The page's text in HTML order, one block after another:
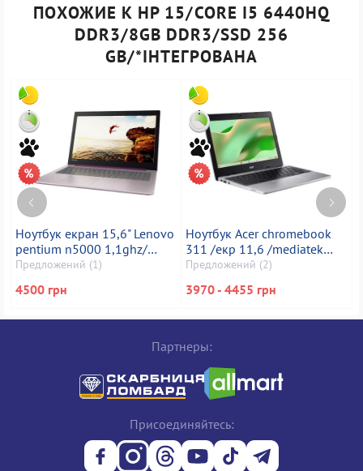
ПОХОЖИЕ К HP 15/CORE I5 6440HQ
DDR3/8GB DDR3/SSD 256
GB/*ІНТЕГРОВАНА
Ноутбук екран 15,6" Lenovo
pentium n5000 1,1ghz/
ram4gb/ ssd128gb/
Предложений (1)
4500 грн
Ноутбук Acer chromebook
311 /екр 11,6 /mediatek
kompanio 528 /ram 4gb /ssd
graphics
Предложений (2)
3970 - 4455 грн
Партнеры:
Присоединяйтесь: